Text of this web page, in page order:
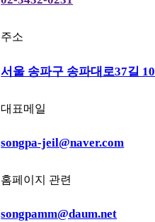
주소
서울 송파구 송파대로37길 10
대표메일
songpa-jeil@naver.com
홈페이지 관련
songpamm@daum.net